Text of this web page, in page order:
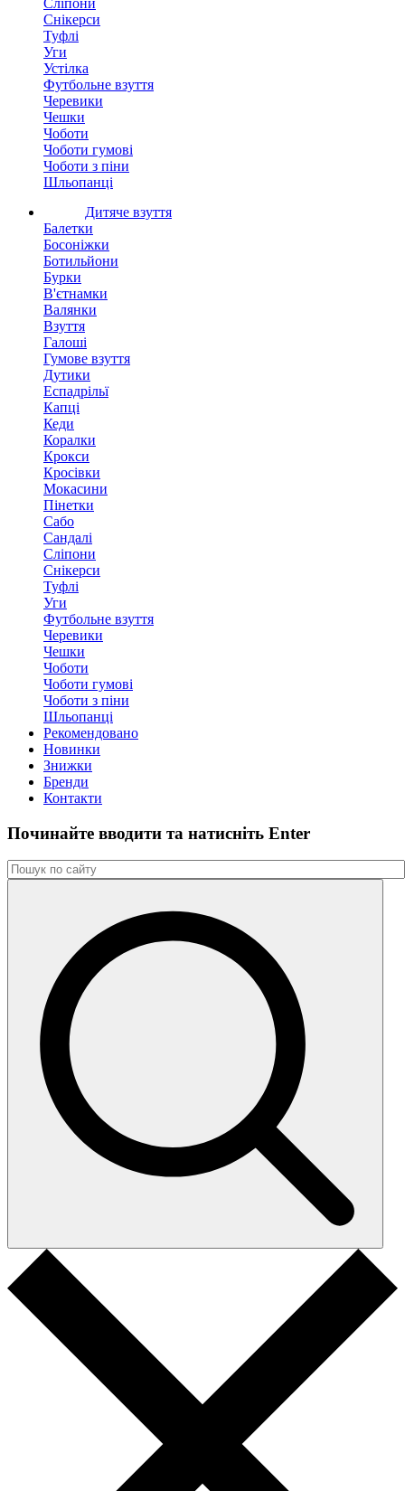
Сліпони
Снікерси
Туфлі
Уги
Устілка
Футбольне взуття
Черевики
Чешки
Чоботи
Чоботи гумові
Чоботи з піни
Шльопанці
Дитяче взуття
Балетки
Босоніжки
Ботильйони
Бурки
В'єтнамки
Валянки
Взуття
Галоші
Гумове взуття
Дутики
Еспадрільї
Капці
Кеди
Коралки
Крокси
Кросівки
Мокасини
Пінетки
Сабо
Сандалі
Сліпони
Снікерси
Туфлі
Уги
Футбольне взуття
Черевики
Чешки
Чоботи
Чоботи гумові
Чоботи з піни
Шльопанці
Рекомендовано
Новинки
Знижки
Бренди
Контакти
Починайте вводити та натиснiть Enter